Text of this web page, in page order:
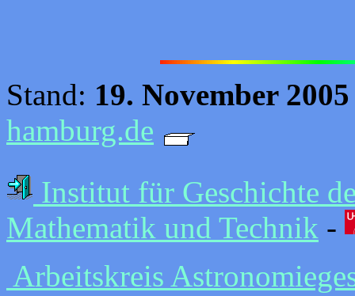
Stand: 19. November 2005
hamburg.de
Institut für Geschichte
Mathematik und Technik -
Arbeitskreis